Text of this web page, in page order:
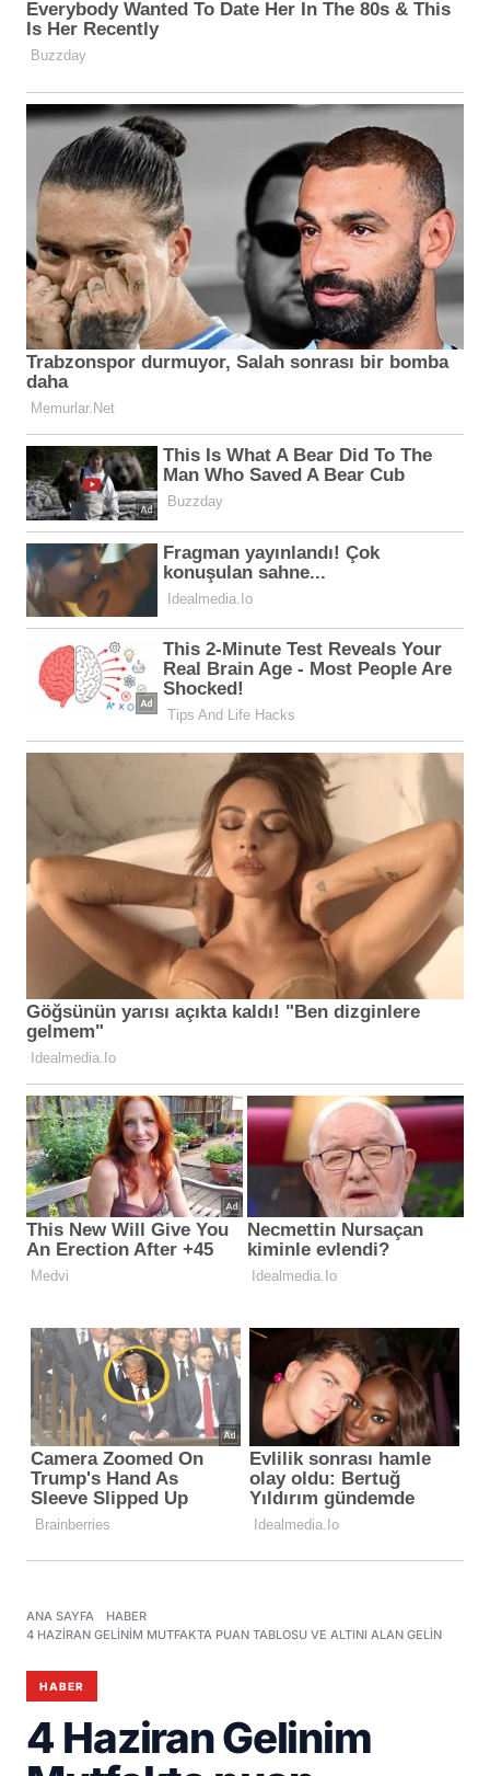
ANA SAYFA
HABER
4 HAZIRAN GELINIM MUTFAKTA PUAN TABLOSU VE ALTINI ALAN GELIN
HABER
4 Haziran Gelinim